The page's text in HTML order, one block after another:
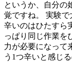
というか、自分の
覚ですね。 実験
辛いのはひたすら
っぱり同じ作業を
力が必要になって
う1つ辛いと感じ